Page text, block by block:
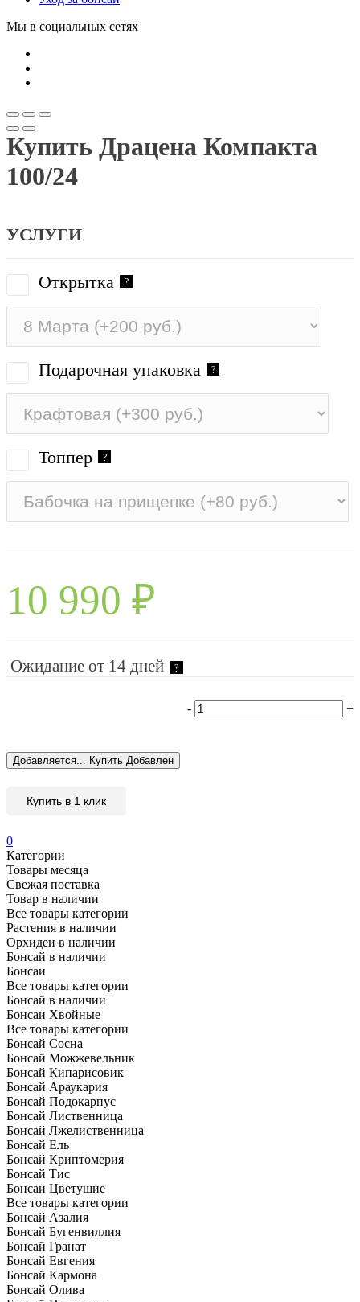
Мы в социальных сетях
Купить Драцена Компакта
100/24
УСЛУГИ
Открытка ?
Подарочная упаковка ?
Топпер ?
10 990 ₽
Ожидание от 14 дней ?
- +
Добавляется... Купить Добавлен
Купить в 1 клик
0
Категории
Товары месяца
Свежая поставка
Товар в наличии
Все товары категории
Растения в наличии
Орхидеи в наличии
Бонсай в наличии
Бонсаи
Все товары категории
Бонсай в наличии
Бонсаи Хвойные
Все товары категории
Бонсай Сосна
Бонсай Можжевельник
Бонсай Кипарисовик
Бонсай Араукария
Бонсай Подокарпус
Бонсай Лиственница
Бонсай Лжелиственница
Бонсай Ель
Бонсай Криптомерия
Бонсай Тис
Бонсаи Цветущие
Все товары категории
Бонсай Азалия
Бонсай Бугенвиллия
Бонсай Гранат
Бонсай Евгения
Бонсай Кармона
Бонсай Олива